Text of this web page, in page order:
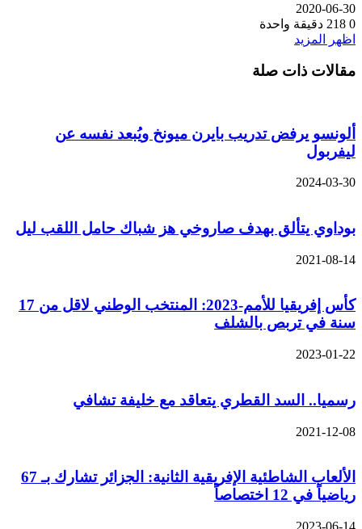
2020-06-30
0
دقيقة واحدة
اظهر المزيد
مقالات ذات صلة
ألونسو يرفض تدريب بايرن ميونخ ويُبعد نفسه عن
ليفربول
2024-03-30
بوداوي يتألق بهدف صاروخي هز شباك حامل اللقب ليل
2021-08-14
كأس إفريقيا للأمم-2023: المنتخب الوطني لاقل من 17
سنة في تربص بالشلف
2023-01-22
رسميا.. السد القطري يتعاقد مع خليفة تشافي
2021-12-08
الألعاب الشاطئية الإفريقية الثانية: الجزائر تشارك بـ 67
رياضياً في 12 اختصاصاً
2023-06-14